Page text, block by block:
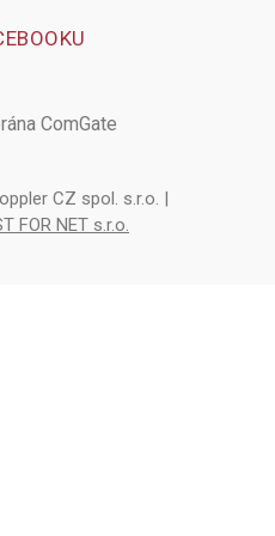
CZ spol. s.r.o. |
FOR NET s.r.o.